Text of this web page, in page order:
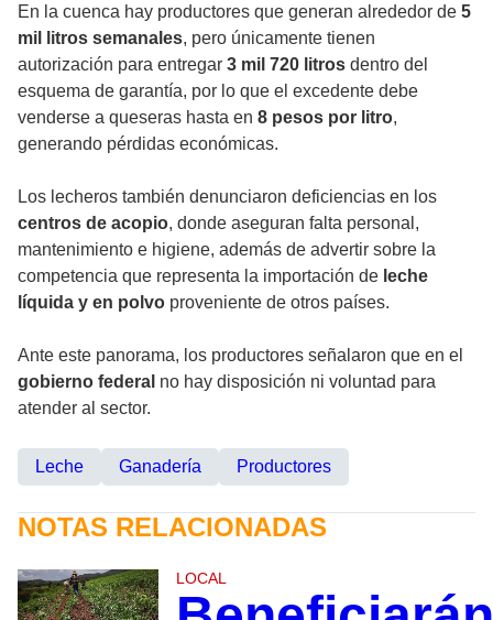
En la cuenca hay productores que generan alrededor de 5
mil litros semanales, pero únicamente tienen
autorización para entregar 3 mil 720 litros dentro del
esquema de garantía, por lo que el excedente debe
venderse a queseras hasta en 8 pesos por litro,
generando pérdidas económicas.
Los lecheros también denunciaron deficiencias en los
centros de acopio, donde aseguran falta personal,
mantenimiento e higiene, además de advertir sobre la
competencia que representa la importación de leche
líquida y en polvo proveniente de otros países.
Ante este panorama, los productores señalaron que en el
gobierno federal no hay disposición ni voluntad para
atender al sector.
Leche Ganadería Productores
NOTAS RELACIONADAS
LOCAL